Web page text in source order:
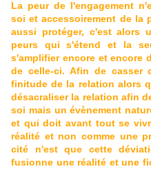
La peur de l'engagement
soi et accessoirement de la
aussi protéger, c'est alors
peurs qui s'étend et la
s'amplifier encore et encore
de celle-ci. Afin de casser
finitude de la relation alors
désacraliser la relation afin
soi mais un évènement
et qui doit avant tout se
réalité et non comme une
cité n'est que cette
fusionne une réalité et une